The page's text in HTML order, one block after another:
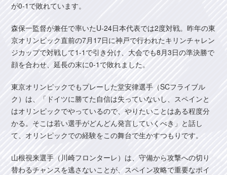
が0-1で敗れています。
森保一監督が兼任で率いたU-24日本代表では2度対戦。昨年の東
京オリンピック直前の7月17日に神戸で行われたキリンチャレン
ジカップで対戦して1-1で引き分け、大会でも8月3日の準決勝で
顔を合わせ、延長の末に0-1で敗れました。
東京オリンピックでもプレーした堂安律選手（SCフライブル
ク）は、「ドイツに勝てた自信は失っていないし、スペインと
はオリンピックでやっているので、やりたいことはある程度分
かる。そこは若い選手がどんどん発言していくべき」と話し
て、オリンピックでの経験をこの舞台で生かすつもりです。
山根視来選手（川崎フロンターレ）は、守備から攻撃への切り
替わるチャンスを逃さないことが、スペイン攻略で重要なポイ